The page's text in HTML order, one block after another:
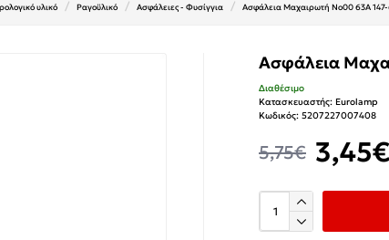
υλικό Ραγοϋλικό Ασφάλειες - Φυσίγγια Ασφάλεια Μαχαιρωτή Νο00 63A 147-
Ασφάλεια
3,45€
5,75€
Διαθέσιμο
Κατασκευαστής: Eurolamp
Κωδικός: 5207227007408